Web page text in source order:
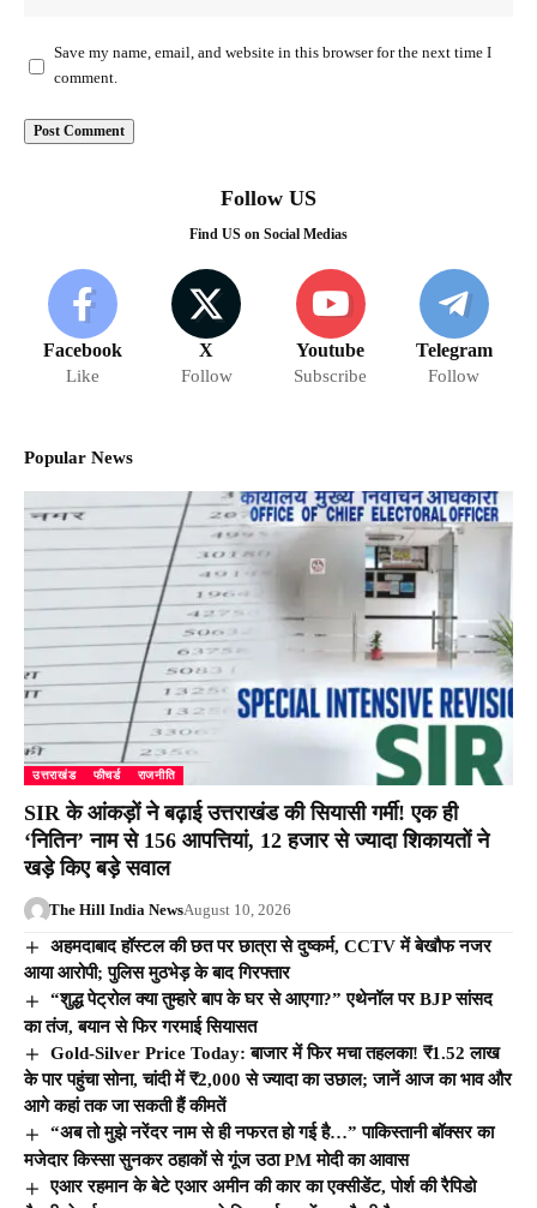
Save my name, email, and website in this browser for the next time I
comment.
Follow US
Find US on Social Medias
Facebook
Like
X
Follow
Youtube
Subscribe
Telegram
Follow
Popular News
उत्तराखंड फीचर्ड राजनीति
SIR के आंकड़ों ने बढ़ाई उत्तराखंड की सियासी गर्मी! एक ही
‘नितिन’ नाम से 156 आपत्तियां, 12 हजार से ज्यादा शिकायतों ने
खड़े किए बड़े सवाल
The Hill India NewsAugust 10, 2026
अहमदाबाद हॉस्टल की छत पर छात्रा से दुष्कर्म, CCTV में बेखौफ नजर
आया आरोपी; पुलिस मुठभेड़ के बाद गिरफ्तार
“शुद्ध पेट्रोल क्या तुम्हारे बाप के घर से आएगा?” एथेनॉल पर BJP सांसद
का तंज, बयान से फिर गरमाई सियासत
Gold-Silver Price Today: बाजार में फिर मचा तहलका! ₹1.52 लाख
के पार पहुंचा सोना, चांदी में ₹2,000 से ज्यादा का उछाल; जानें आज का भाव और
आगे कहां तक जा सकती हैं कीमतें
“अब तो मुझे नरेंदर नाम से ही नफरत हो गई है…” पाकिस्तानी बॉक्सर का
मजेदार किस्सा सुनकर ठहाकों से गूंज उठा PM मोदी का आवास
एआर रहमान के बेटे एआर अमीन की कार का एक्सीडेंट, पोर्श की रैपिडो